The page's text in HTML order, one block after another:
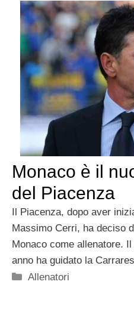
Monaco è il
del Piacenza
Il Piacenza, dopo aver
Massimo Cerri, ha deciso
Monaco come allenatore.
anno ha guidato la
Categorie
Allenatori